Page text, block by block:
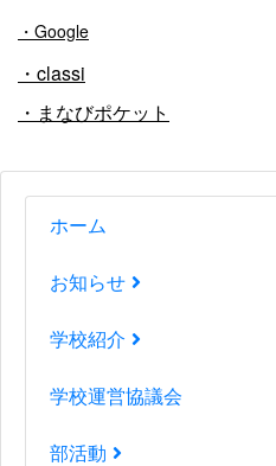
・Google
・classi
・まなびポケット
ホーム
お知らせ
学校紹介
学校運営協議会
部活動